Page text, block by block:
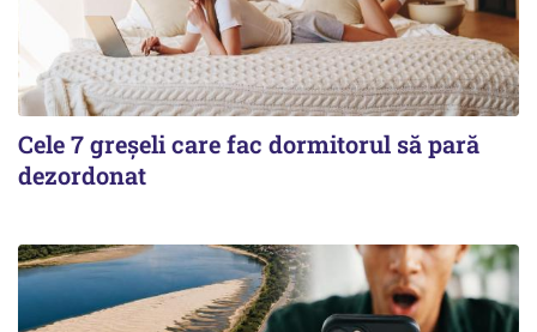
Cele 7 greșeli care fac dormitorul să pară
dezordonat